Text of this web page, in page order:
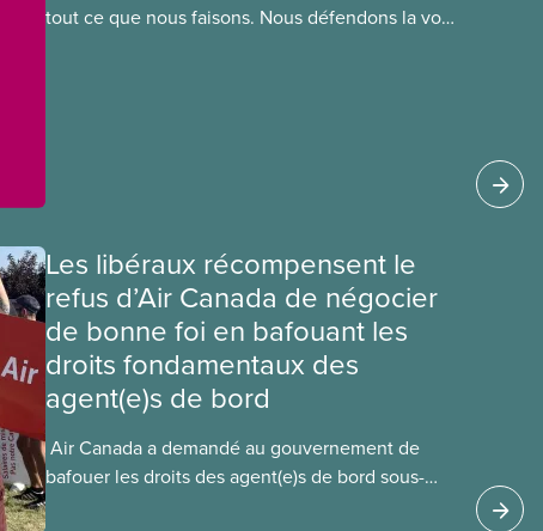
tout ce que nous faisons. Nous défendons la voix
Les libéraux récompensent le
refus d’Air Canada de négocier
de bonne foi en bafouant les
droits fondamentaux des
agent(e)s de bord
​ Air Canada a demandé au gouvernement de
bafouer les droits des agent(e)s de bord sous-